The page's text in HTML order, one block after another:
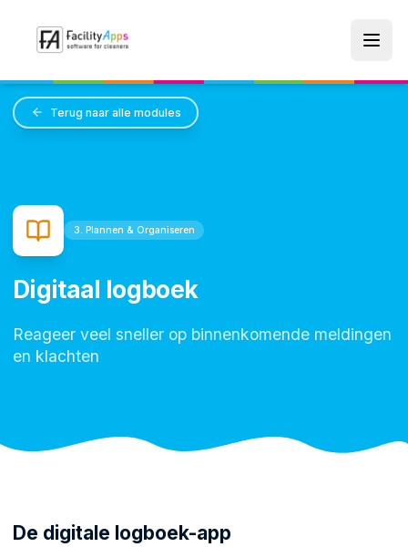
Terug naar alle modules
3. Plannen & Organiseren
Digitaal logboek
Reageer veel sneller op binnenkomende meldingen
en klachten
De digitale logboek-app